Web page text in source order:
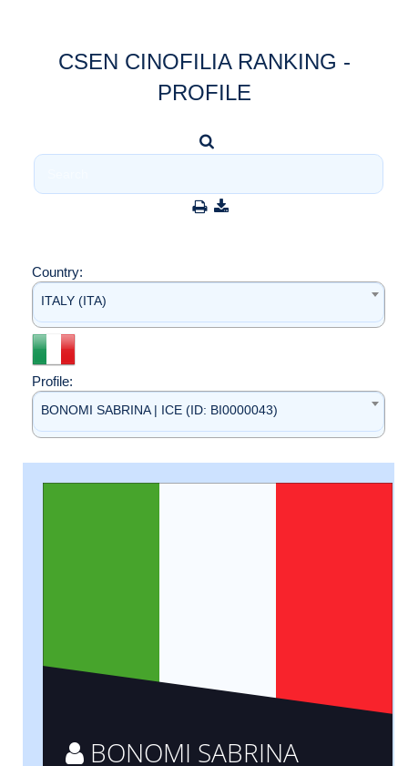
CSEN CINOFILIA RANKING -
PROFILE
Country:
ITALY (ITA)
Profile:
BONOMI SABRINA | ICE (ID: BI0000043)
BONOMI SABRINA